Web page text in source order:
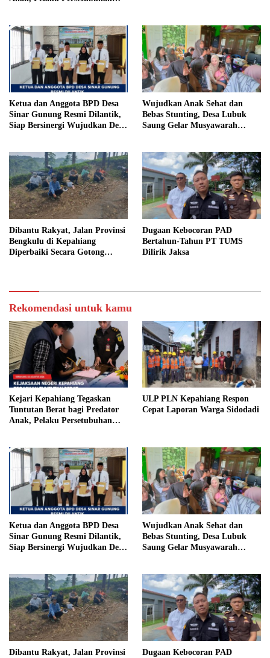
Penjara
Ketua dan Anggota BPD Desa
Sinar Gunung Resmi Dilantik,
Siap Bersinergi Wujudkan Desa
Wujudkan Anak Sehat dan
Bebas Stunting, Desa Lubuk
Saung Gelar Musyawarah
Dibantu Rakyat, Jalan Provinsi
Bengkulu di Kepahiang
Diperbaiki Secara Gotong
Dugaan Kebocoran PAD
Bertahun-Tahun PT TUMS
Dilirik Jaksa
Rekomendasi untuk kamu
Kejari Kepahiang Tegaskan
Tuntutan Berat bagi Predator
Anak, Pelaku Persetubuhan
Penjara
ULP PLN Kepahiang Respon
Cepat Laporan Warga Sidodadi
Ketua dan Anggota BPD Desa
Sinar Gunung Resmi Dilantik,
Siap Bersinergi Wujudkan Desa
Wujudkan Anak Sehat dan
Bebas Stunting, Desa Lubuk
Saung Gelar Musyawarah
Dibantu Rakyat, Jalan Provinsi
Dugaan Kebocoran PAD